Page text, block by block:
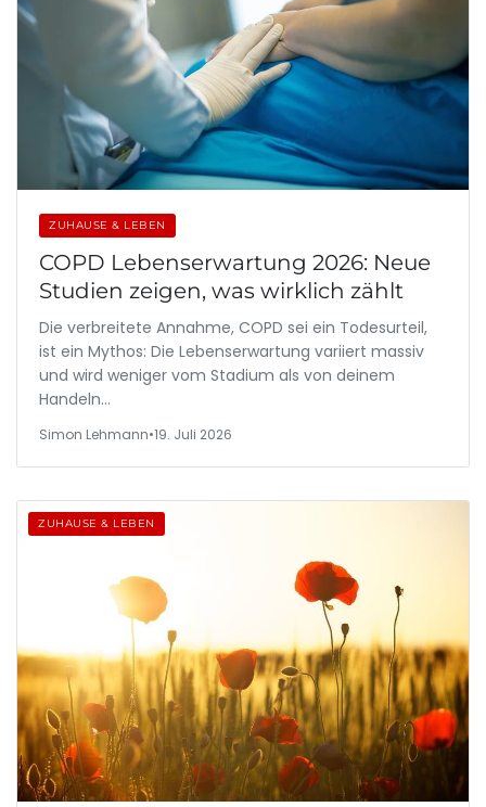
ZUHAUSE & LEBEN
COPD Lebenserwartung 2026: Neue
Studien zeigen, was wirklich zählt
Die verbreitete Annahme, COPD sei ein Todesurteil,
ist ein Mythos: Die Lebenserwartung variiert massiv
und wird weniger vom Stadium als von deinem
Handeln…
Simon Lehmann•19. Juli 2026
ZUHAUSE & LEBEN